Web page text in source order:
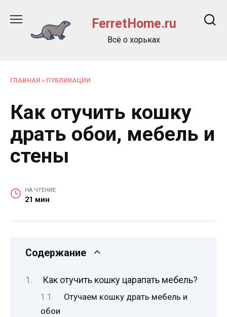
содержанию
FerretHome.ru
Всё о хорьках
ГЛАВНАЯ » ПУБЛИКАЦИИ
Как отучить кошку
драть обои, мебель и
стены
НА ЧТЕНИЕ
21 мин
Содержание
Как отучить кошку царапать мебель?
Отучаем кошку драть мебель и
обои